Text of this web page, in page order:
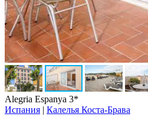
Alegria Espanya 3*
Испания | Калелья Коста-Брава